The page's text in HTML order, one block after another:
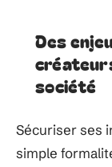
Des
société
Sécuriser ses
simple